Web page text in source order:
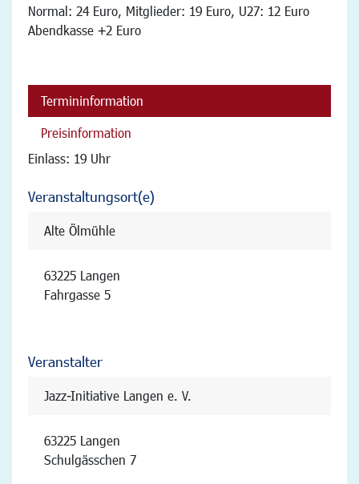
Normal: 24 Euro, Mitglieder: 19 Euro, U27: 12 Euro
Abendkasse +2 Euro
Termininformation
Preisinformation
Einlass: 19 Uhr
Veranstaltungsort(e)
Alte Ölmühle
63225 Langen
Fahrgasse 5
Veranstalter
Jazz-Initiative Langen e. V.
63225 Langen
Schulgässchen 7